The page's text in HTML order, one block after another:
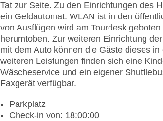
Tat zur Seite. Zu den Einrichtungen des
ein Geldautomat. WLAN ist in den
von Ausflügen wird am Tourdesk
herumtoben. Zur weiteren Einrichtung
mit dem Auto können die Gäste dieses
weiteren Leistungen finden sich eine
Wäscheservice und ein eigener
Faxgerät verfügbar.
Parkplatz
Check-in von: 18:00:00